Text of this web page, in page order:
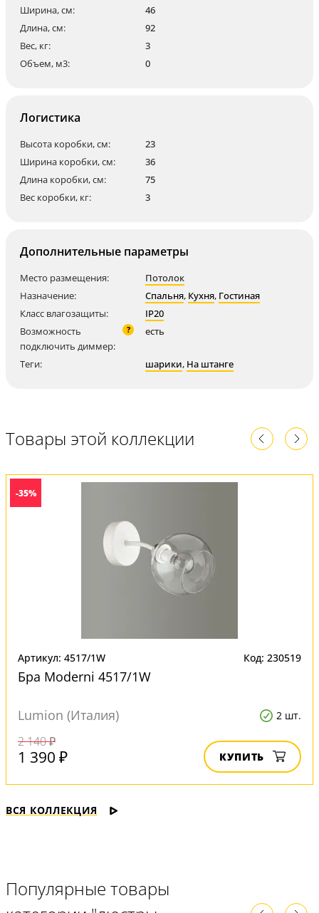
Ширина, см:
46
Длина, см:
92
Вес, кг:
3
Объем, м3:
0
Логистика
Высота коробки, см:
23
Ширина коробки, см:
36
Длина коробки, см:
75
Вес коробки, кг:
3
Дополнительные параметры
Место размещения:
Потолок
Назначение:
Спальня, Кухня, Гостиная
Класс влагозащиты:
IP20
Возможность
подключить диммер:
? есть
Теги: шарики, На штанге
Товары этой коллекции
-35%
Артикул: 4517/1W Код: 230519
Бра Moderni 4517/1W
Lumion (Италия) 2 шт.
2 140 ₽
1 390 ₽ КУПИТЬ
ВСЯ КОЛЛЕКЦИЯ
Популярные товары